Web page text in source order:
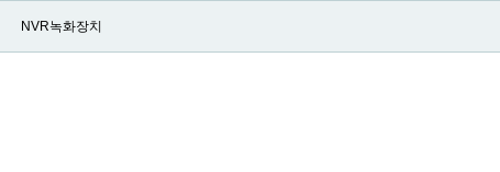
NVR녹화장치